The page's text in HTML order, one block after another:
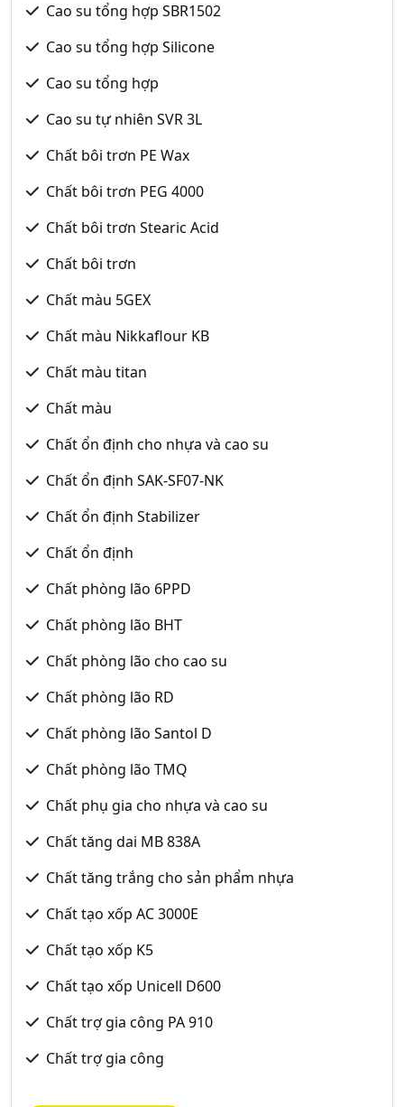
Cao su tổng hợp SBR1502
Cao su tổng hợp Silicone
Cao su tổng hợp
Cao su tự nhiên SVR 3L
Chất bôi trơn PE Wax
Chất bôi trơn PEG 4000
Chất bôi trơn Stearic Acid
Chất bôi trơn
Chất màu 5GEX
Chất màu Nikkaflour KB
Chất màu titan
Chất màu
Chất ổn định cho nhựa và cao su
Chất ổn định SAK-SF07-NK
Chất ổn định Stabilizer
Chất ổn định
Chất phòng lão 6PPD
Chất phòng lão BHT
Chất phòng lão cho cao su
Chất phòng lão RD
Chất phòng lão Santol D
Chất phòng lão TMQ
Chất phụ gia cho nhựa và cao su
Chất tăng dai MB 838A
Chất tăng trắng cho sản phẩm nhựa
Chất tạo xốp AC 3000E
Chất tạo xốp K5
Chất tạo xốp Unicell D600
Chất trợ gia công PA 910
Chất trợ gia công